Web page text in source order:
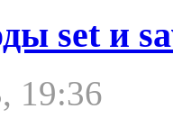
set и
19:36